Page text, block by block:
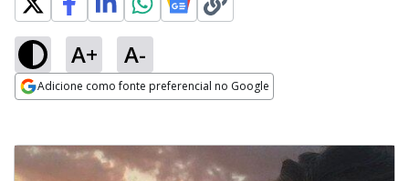
A+ A-
Adicione como fonte preferencial no Google